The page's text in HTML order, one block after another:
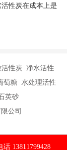
性炭在成本上是
性炭 净水活性
萄糖 水处理活性
英砂
公司
话 13811799428